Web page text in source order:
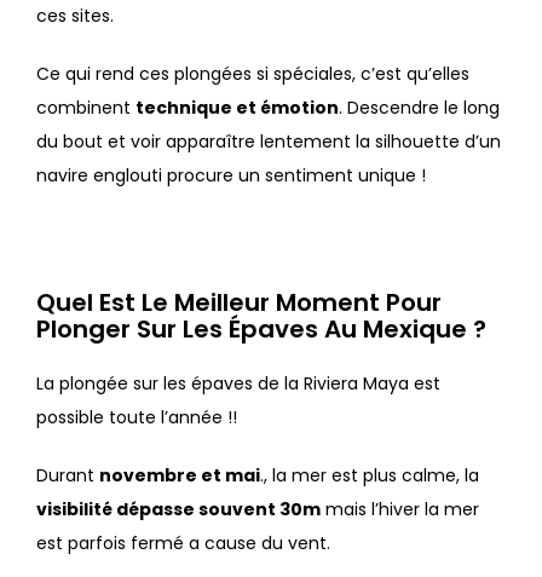
ces sites.
Ce qui rend ces plongées si spéciales, c’est qu’elles
combinent technique et émotion. Descendre le long
du bout et voir apparaître lentement la silhouette d’un
navire englouti procure un sentiment unique !
Quel Est Le Meilleur Moment Pour
Plonger Sur Les Épaves Au Mexique ?
La plongée sur les épaves de la Riviera Maya est
possible toute l’année !!
Durant novembre et mai., la mer est plus calme, la
visibilité dépasse souvent 30m mais l’hiver la mer
est parfois fermé a cause du vent.